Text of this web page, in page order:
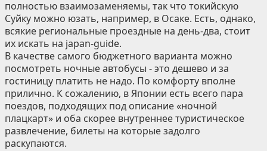
полностью взаимозаменяемы, так что токийскую
Суйку можно юзать, например, в Осаке. Есть, однако,
всякие региональные проездные на день-два, стоит
их искать на japan-guide.
В качестве самого бюджетного варианта можно
посмотреть ночные автобусы - это дешево и за
гостиницу платить не надо. По комфорту вполне
прилично. К сожалению, в Японии есть всего пара
поездов, подходящих под описание «ночной
плацкарт» и оба скорее внутреннее туристическое
развлечение, билеты на которые задолго
раскупаются.